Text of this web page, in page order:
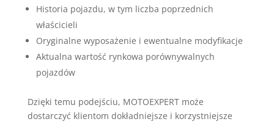
Historia pojazdu, w tym liczba poprzednich
właścicieli
Oryginalne wyposażenie i ewentualne modyfikacje
Aktualna wartość rynkowa porównywalnych
pojazdów
Dzięki temu podejściu, MOTOEXPERT może
dostarczyć klientom dokładniejsze i korzystniejsze